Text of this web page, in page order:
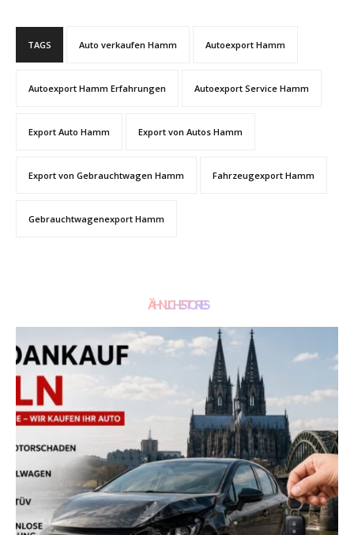
TAGS Auto verkaufen Hamm Autoexport Hamm
Autoexport Hamm Erfahrungen Autoexport Service Hamm
Export Auto Hamm Export von Autos Hamm
Export von Gebrauchtwagen Hamm Fahrzeugexport Hamm
Gebrauchtwagenexport Hamm
ÄHNLICHE STORIES